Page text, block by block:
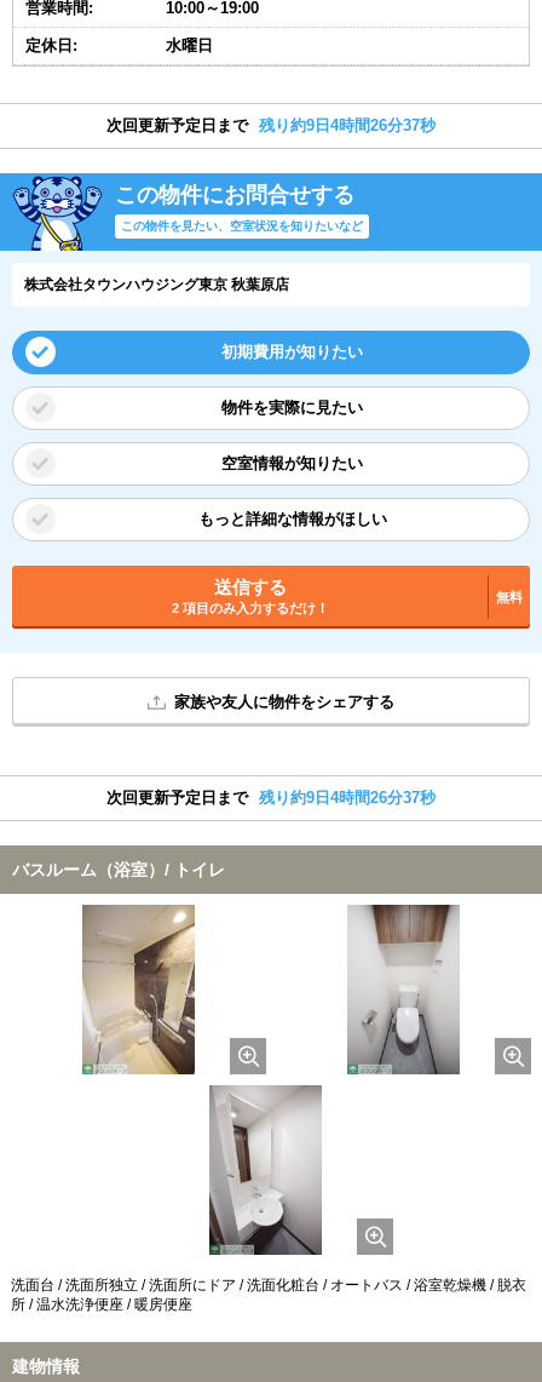
営業時間: 10:00～19:00
定休日: 水曜日
次回更新予定日まで 残り約9日4時間26分37秒
この物件にお問合せする
この物件を見たい、空室状況を知りたいなど
株式会社タウンハウジング東京 秋葉原店
初期費用が知りたい
物件を実際に見たい
空室情報が知りたい
もっと詳細な情報がほしい
送信する
2 項目のみ入力するだけ！
無料
家族や友人に物件をシェアする
次回更新予定日まで 残り約9日4時間26分37秒
バスルーム（浴室）/ トイレ
洗面台 / 洗面所独立 / 洗面所にドア / 洗面化粧台 / オートバス / 浴室乾燥機 / 脱衣
所 / 温水洗浄便座 / 暖房便座
建物情報